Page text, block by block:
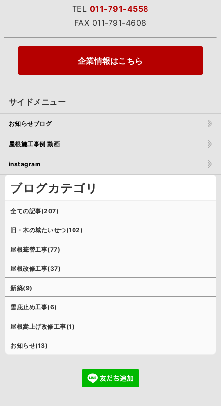
TEL 011-791-4558
FAX 011-791-4608
企業情報はこちら
サイドメニュー
お知らせブログ
屋根施工事例 動画
instagram
ブログカテゴリ
全ての記事(207)
旧・木の城たいせつ(102)
屋根葺替工事(77)
屋根改修工事(37)
新築(9)
雪庇止め工事(6)
屋根嵩上げ改修工事(1)
お知らせ(13)